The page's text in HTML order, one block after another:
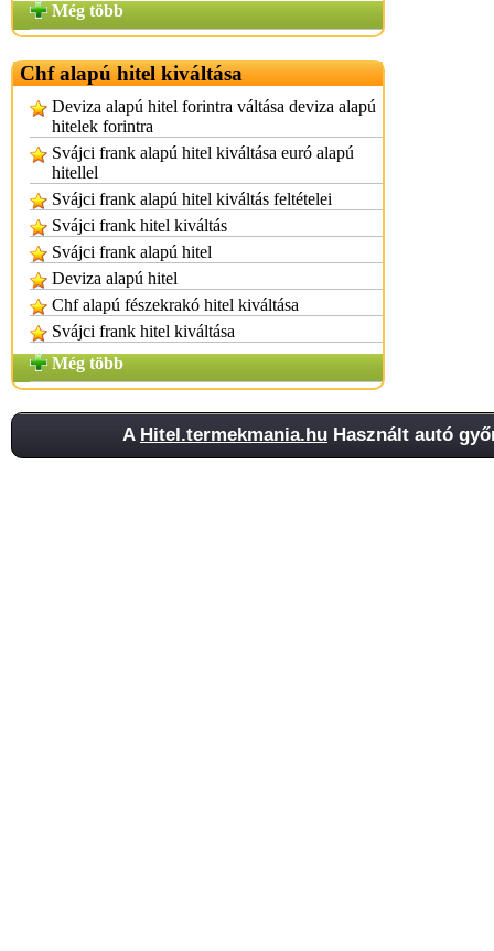
Még több
Chf alapú hitel kiváltása
Deviza alapú hitel forintra váltása deviza alapú
hitelek forintra
Svájci frank alapú hitel kiváltása euró alapú
hitellel
Svájci frank alapú hitel kiváltás feltételei
Svájci frank hitel kiváltás
Svájci frank alapú hitel
Deviza alapú hitel
Chf alapú fészekrakó hitel kiváltása
Svájci frank hitel kiváltása
Még több
A Hitel.termekmania.hu Használt autó